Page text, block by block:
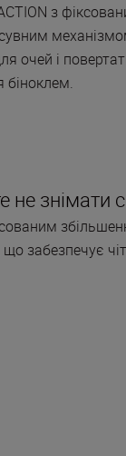
з
очей і
біноклем.
не знімати
забезпечує